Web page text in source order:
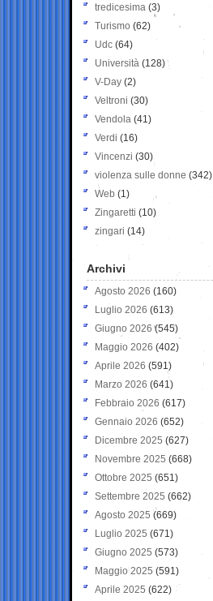
tredicesima (3)
Turismo (62)
Udc (64)
Università (128)
V-Day (2)
Veltroni (30)
Vendola (41)
Verdi (16)
Vincenzi (30)
violenza sulle donne (342)
Web (1)
Zingaretti (10)
zingari (14)
Archivi
Agosto 2026 (160)
Luglio 2026 (613)
Giugno 2026 (545)
Maggio 2026 (402)
Aprile 2026 (591)
Marzo 2026 (641)
Febbraio 2026 (617)
Gennaio 2026 (652)
Dicembre 2025 (627)
Novembre 2025 (668)
Ottobre 2025 (651)
Settembre 2025 (662)
Agosto 2025 (669)
Luglio 2025 (671)
Giugno 2025 (573)
Maggio 2025 (591)
Aprile 2025 (622)